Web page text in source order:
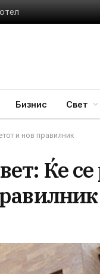
Бизнис Свет
и нов правилник
Ќе се